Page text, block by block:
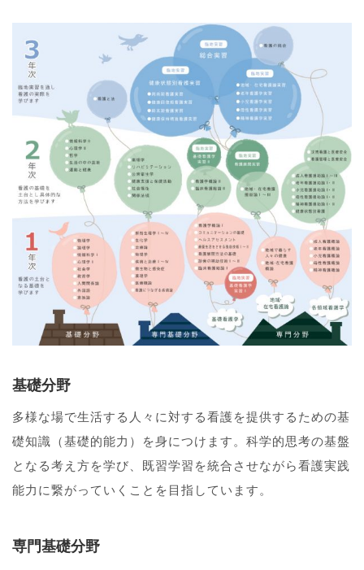
基礎分野
多様な場で生活する人々に対する看護を提供するための基
礎知識（基礎的能力）を身につけます。科学的思考の基盤
となる考え方を学び、既習学習を統合させながら看護実践
能力に繋がっていくことを目指しています。
専門基礎分野